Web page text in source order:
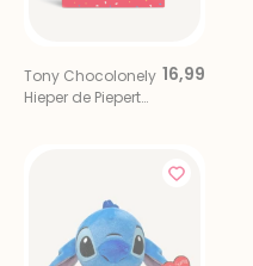
Tony Chocolonely
Hieper de Piepert
16,99